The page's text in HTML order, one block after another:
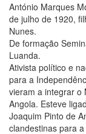
António Marques
de julho de 1920,
Nunes.
De formação
Luanda.
Ativista político e
para a
vieram a integrar o
Angola. Esteve
Joaquim Pinto de
clandestinas para